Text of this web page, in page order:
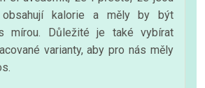
obsahují kalorie a měly by být
mírou. Důležité je také vybírat
varianty, aby pro nás měly